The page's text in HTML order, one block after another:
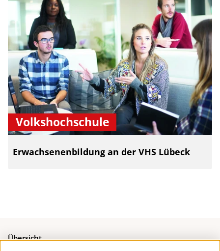
Volkshochschule
Erwachsenenbildung an der VHS Lübeck
Übersicht